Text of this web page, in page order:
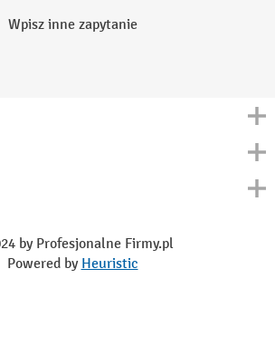
Wpisz inne zapytanie
by Profesjonalne Firmy.pl
Powered by Heuristic